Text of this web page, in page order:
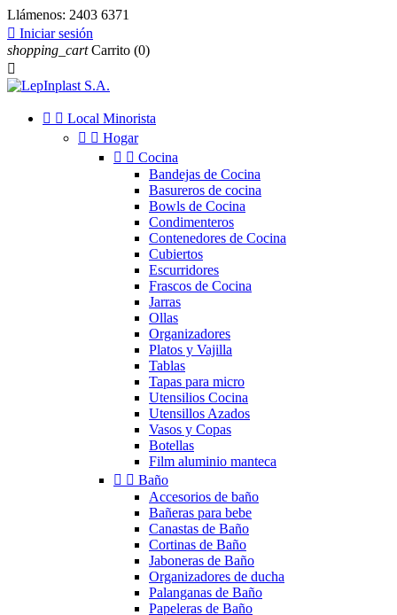
Llámenos: 2403 6371
 Iniciar sesión
shopping_cart Carrito (0)

  Local Minorista
  Hogar
  Cocina
Bandejas de Cocina
Basureros de cocina
Bowls de Cocina
Condimenteros
Contenedores de Cocina
Cubiertos
Escurridores
Frascos de Cocina
Jarras
Ollas
Organizadores
Platos y Vajilla
Tablas
Tapas para micro
Utensilios Cocina
Utensillos Azados
Vasos y Copas
Botellas
Film aluminio manteca
  Baño
Accesorios de baño
Bañeras para bebe
Canastas de Baño
Cortinas de Baño
Jaboneras de Baño
Organizadores de ducha
Palanganas de Baño
Papeleras de Baño